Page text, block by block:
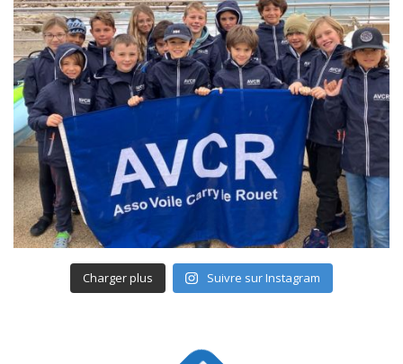
Charger plus Suivre sur Instagram